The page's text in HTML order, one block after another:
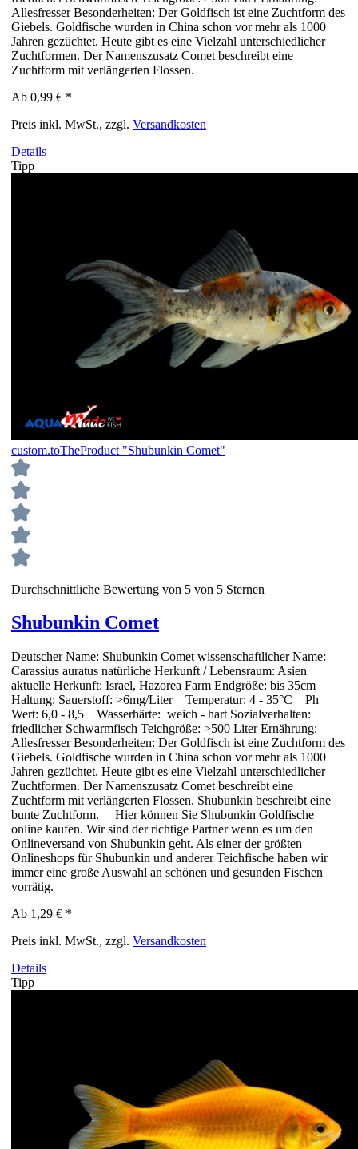
Allesfresser Besonderheiten: Der Goldfisch ist eine Zuchtform des
Giebels. Goldfische wurden in China schon vor mehr als 1000
Jahren gezüchtet. Heute gibt es eine Vielzahl unterschiedlicher
Zuchtformen. Der Namenszusatz Comet beschreibt eine
Zuchtform mit verlängerten Flossen.
Ab 0,99 € *
Preis inkl. MwSt., zzgl. Versandkosten
Details
Tipp
custom.toTheProduct "Shubunkin Comet"
Durchschnittliche Bewertung von 5 von 5 Sternen
Shubunkin Comet
Deutscher Name: Shubunkin Comet wissenschaftlicher Name:
Carassius auratus natürliche Herkunft / Lebensraum: Asien
aktuelle Herkunft: Israel, Hazorea Farm Endgröße: bis 35cm
Haltung: Sauerstoff: >6mg/Liter Temperatur: 4 - 35°C Ph
Wert: 6,0 - 8,5 Wasserhärte: weich - hart Sozialverhalten:
friedlicher Schwarmfisch Teichgröße: >500 Liter Ernährung:
Allesfresser Besonderheiten: Der Goldfisch ist eine Zuchtform des
Giebels. Goldfische wurden in China schon vor mehr als 1000
Jahren gezüchtet. Heute gibt es eine Vielzahl unterschiedlicher
Zuchtformen. Der Namenszusatz Comet beschreibt eine
Zuchtform mit verlängerten Flossen. Shubunkin beschreibt eine
bunte Zuchtform. Hier können Sie Shubunkin Goldfische
online kaufen. Wir sind der richtige Partner wenn es um den
Onlineversand von Shubunkin geht. Als einer der größten
Onlineshops für Shubunkin und anderer Teichfische haben wir
immer eine große Auswahl an schönen und gesunden Fischen
vorrätig.
Ab 1,29 € *
Preis inkl. MwSt., zzgl. Versandkosten
Details
Tipp